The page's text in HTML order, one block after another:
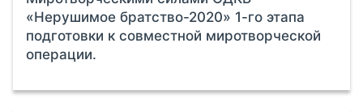
«Нерушимое братство-2020» 1-го этапа
подготовки к совместной миротворческой
операции.